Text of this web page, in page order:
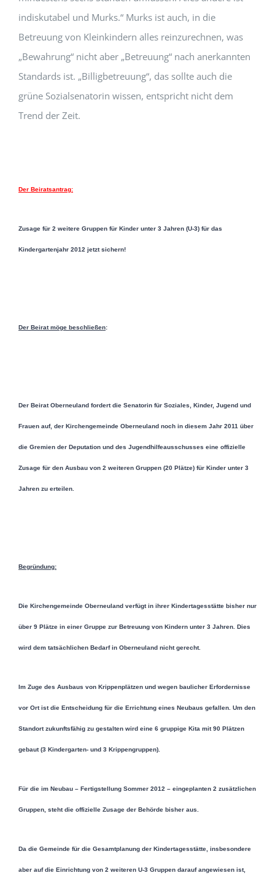
indiskutabel und Murks.“ Murks ist auch, in die
Betreuung von Kleinkindern alles reinzurechnen, was
„Bewahrung“ nicht aber „Betreuung“ nach anerkannten
Standards ist. „Billigbetreuung“, das sollte auch die
grüne Sozialsenatorin wissen, entspricht nicht dem
Trend der Zeit.
Der Beiratsantrag:
Zusage für 2 weitere Gruppen für Kinder unter 3 Jahren (U-3) für das
Kindergartenjahr 2012 jetzt sichern!
Der Beirat möge beschließen:
Der Beirat Oberneuland fordert die Senatorin für Soziales, Kinder, Jugend und
Frauen auf, der Kirchengemeinde Oberneuland noch in diesem Jahr 2011 über
die Gremien der Deputation und des Jugendhilfeausschusses eine offizielle
Zusage für den Ausbau von 2 weiteren Gruppen (20 Plätze) für Kinder unter 3
Jahren zu erteilen.
Begründung:
Die Kirchengemeinde Oberneuland verfügt in ihrer Kindertagesstätte bisher nur
über 9 Plätze in einer Gruppe zur Betreuung von Kindern unter 3 Jahren. Dies
wird dem tatsächlichen Bedarf in Oberneuland nicht gerecht.
Im Zuge des Ausbaus von Krippenplätzen und wegen baulicher Erfordernisse
vor Ort ist die Entscheidung für die Errichtung eines Neubaus gefallen. Um den
Standort zukunftsfähig zu gestalten wird eine 6 gruppige Kita mit 90 Plätzen
gebaut (3 Kindergarten- und 3 Krippengruppen).
Für die im Neubau – Fertigstellung Sommer 2012 – eingeplanten 2 zusätzlichen
Gruppen, steht die offizielle Zusage der Behörde bisher aus.
Da die Gemeinde für die Gesamtplanung der Kindertagesstätte, insbesondere
aber auf die Einrichtung von 2 weiteren U-3 Gruppen darauf angewiesen ist,